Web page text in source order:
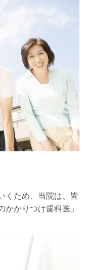
くため、当院は、皆
かかりつけ歯科医」